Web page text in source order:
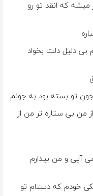
میشه که انقد تو رو
بى دليل دلت بخواد
تو بسته بود به جونم
من بی ستاره تر من از
آیی و من بیدارم
خودم که دستام تو